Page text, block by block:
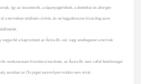
így az összetevők, a tápanyagértékek, a dietetikai és allergén
a terméken található címkét, és ne hagyatkozzon kizárólag azon
vegye fel a kapcsolatot az Ázsia Bt.-vel, vagy esetlegesen a termék
rendszeresen frissítésre kerülnek, az Ázsia Bt. nem vállal felelősséget
azonban az Ön jogait semmilyen módon nem érinti.